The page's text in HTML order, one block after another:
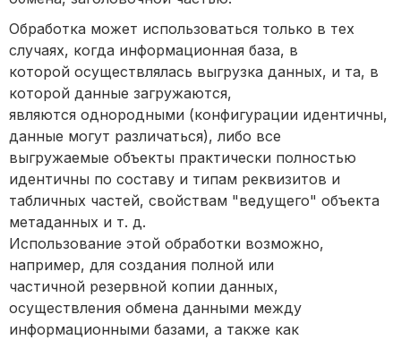
Обработка может использоваться только в тех
случаях, когда информационная база, в
которой осуществлялась выгрузка данных, и та, в
которой данные загружаются,
являются однородными (конфигурации идентичны,
данные могут различаться), либо все
выгружаемые объекты практически полностью
идентичны по составу и типам реквизитов и
табличных частей, свойствам "ведущего" объекта
метаданных и т. д.
Использование этой обработки возможно,
например, для создания полной или
частичной резервной копии данных,
осуществления обмена данными между
информационными базами, а также как